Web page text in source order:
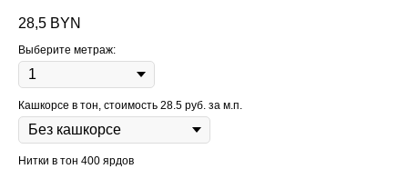
28,5 BYN
Выберите метраж:
Кашкорсе в тон, стоимость 28.5 руб. за м.п.
Нитки в тон 400 ярдов